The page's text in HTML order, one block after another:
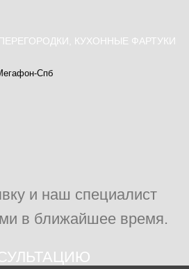
КУХОННЫЕ ФАРТУКИ
Спб
и наш специалист
в ближайшее время.